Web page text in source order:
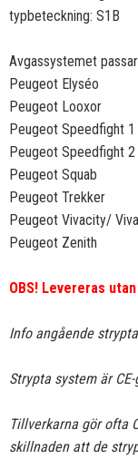
typbeteckning: S1B
Avgassystemet
Peugeot Elyséo
Peugeot Looxor
Peugeot Speedfight 1
Peugeot Speedfight 2
Peugeot Squab
Peugeot Trekker
Peugeot Vivacity/
Peugeot Zenith
OBS! Levereras
Info angående
Strypta system är
Tillverkarna gör ofta
skillnaden att de